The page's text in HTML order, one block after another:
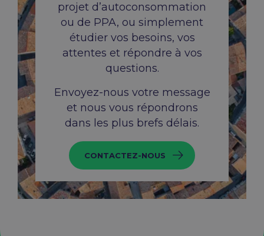
projet d’autoconsommation
ou de PPA, ou simplement
étudier vos besoins, vos
attentes et répondre à vos
questions.
Envoyez-nous votre message
et nous vous répondrons
dans les plus brefs délais.
CONTACTEZ-NOUS